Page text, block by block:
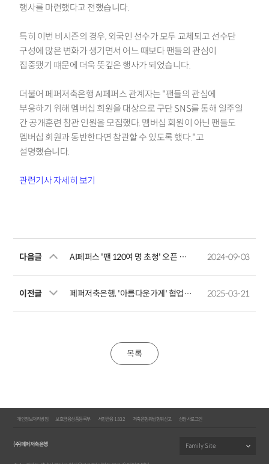
행사를 마련했다고 전했습니다.
특히 이번 비시즌의 경우, 외국인 선수가 모두 교체되고 선수단
구성에 많은 변화가 생기면서 어느 때보다 팬들의 관심이
집중됐기 떄문에 더욱 뜻깊은 행사가 되었습니다.
더불어 페퍼저축은행 AI페퍼스 관계자는 "팬들의 관심에
부응하기 위해 멤버십 회원을 대상으로 구단 SNS를 통해 일주일
간 공개훈련 참관 인원을 모집했다. 멤버십 회원이 아닌 팬들도
멤버십 회원과 동반한다면 참관할 수 있도록 했다."고
설명했습니다.
관련기사 자세히 보기
다음글 AI페퍼스 '팬 120여 명 초청' 오픈 트레이닝 행사 성료 2024-09-03
이전글 페퍼저축은행, '아름다운가게' 협업 기부행사 성료 2025-03-21
목록
개인정보처리방침 보호금융상품등록부 서민금융 1332 저축은행위법행위신고 상담사로그인
(주)페퍼저축은행